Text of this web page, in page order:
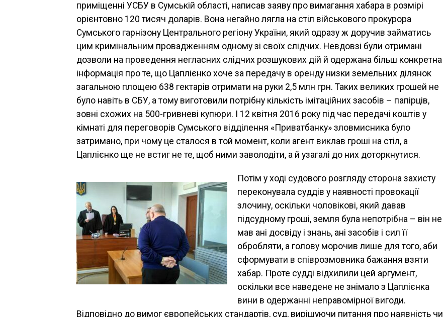
приміщенні УСБУ в Сумській області, написав заяву про вимагання хабара в розмірі
орієнтовно 120 тисяч доларів. Вона негайно лягла на стіл військового прокурора
Сумського гарнізону Центрального регіону України, який одразу ж доручив займатись
цим кримінальним провадженням одному зі своїх слідчих. Невдовзі були отримані
дозволи на проведення негласних слідчих розшукових дій й одержана більш конкретна
інформація про те, що Цаплієнко хоче за передачу в оренду низки земельних ділянок
загальною площею 638 гектарів отримати на руки 2,5 млн грн. Таких великих грошей не
було навіть в СБУ, а тому виготовили потрібну кількість імітаційних засобів – папірців,
зовні схожих на 500-гривневі купюри. І 12 квітня 2016 року під час передачі коштів у
кімнаті для переговорів Сумського відділення «Приватбанку» зловмисника було
затримано, при чому це сталося в той момент, коли агент виклав гроші на стіл, а
Цаплієнко ще не встиг не те, щоб ними заволодіти, а й узагалі до них доторкнутися.
Потім у ході судового розгляду сторона захисту
переконувала суддів у наявності провокації
злочину, оскільки чоловікові, який давав
підсудному гроші, земля була непотрібна – він не
мав ані досвіду і знань, ані засобів і сил її
обробляти, а голову морочив лише для того, аби
сформувати в співрозмовника бажання взяти
хабар. Проте судді відхилили цей аргумент,
оскільки все наведене не знімало з Цаплієнка
вини в одержанні неправомірної вигоди.
Відповідно до вимог європейських стандартів, суд, вирішуючи питання про наявність чи